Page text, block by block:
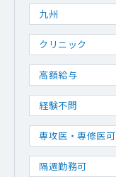
九州
クリニック
高額給与
経験不問
専攻医・専修医可
隔週勤務可